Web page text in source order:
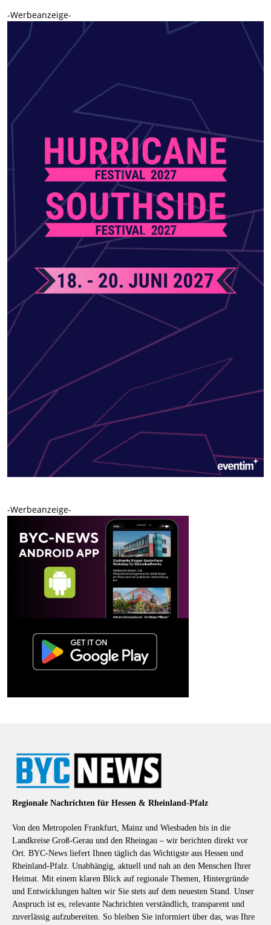
-Werbeanzeige-
-Werbeanzeige-
Regionale Nachrichten für Hessen & Rheinland-Pfalz
Von den Metropolen Frankfurt, Mainz und Wiesbaden bis in die
Landkreise Groß-Gerau und den Rheingau – wir berichten direkt vor
Ort. BYC-News liefert Ihnen täglich das Wichtigste aus Hessen und
Rheinland-Pfalz. Unabhängig, aktuell und nah an den Menschen Ihrer
Heimat. Mit einem klaren Blick auf regionale Themen, Hintergründe
und Entwicklungen halten wir Sie stets auf dem neuesten Stand. Unser
Anspruch ist es, relevante Nachrichten verständlich, transparent und
zuverlässig aufzubereiten. So bleiben Sie informiert über das, was Ihre